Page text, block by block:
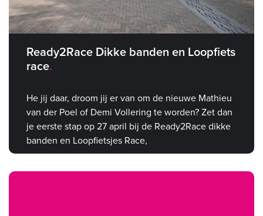
Ready2Race Dikke banden en Loopfiets
race
He jij daar, droom jij er van om de nieuwe Mathieu
van der Poel of Demi Vollering te worden? Zet dan
je eerste stap op 27 april bij de Ready2Race dikke
banden en Loopfietsjes Race,